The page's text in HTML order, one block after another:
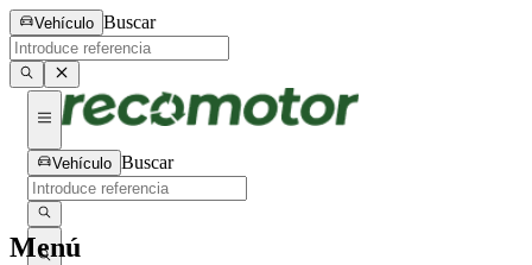
Vehículo Buscar
Vehículo Buscar
Menú